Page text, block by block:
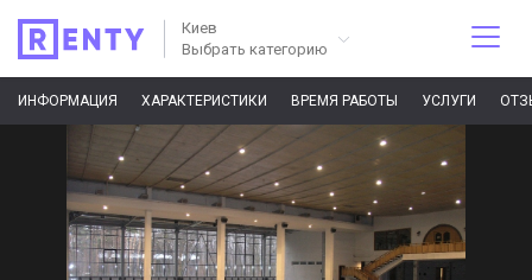
Киев
Выбрать категорию
ИНФОРМАЦИЯ ХАРАКТЕРИСТИКИ ВРЕМЯ РАБОТЫ УСЛУГИ